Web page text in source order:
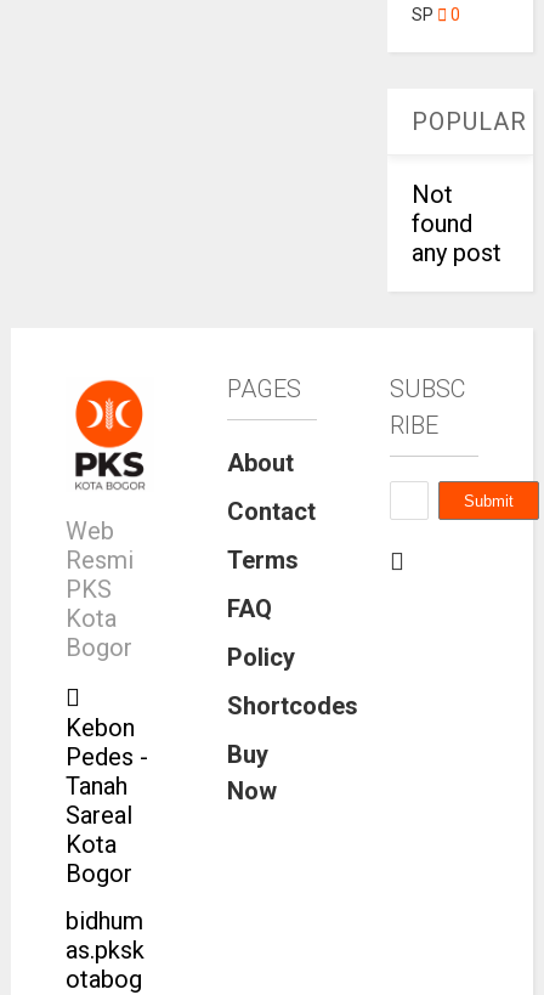
SP
0
POPULAR
Not
found
any post
Web
Resmi
PKS
Kota
Bogor
Kebon
Pedes -
Tanah
Sareal
Kota
Bogor
bidhum
as.pksk
otabog
PAGES
About
Contact
Terms
FAQ
Policy
Shortcodes
Buy
Now
SUBSC
RIBE